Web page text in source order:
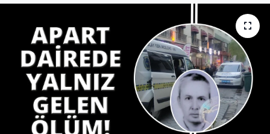
YAŞAM